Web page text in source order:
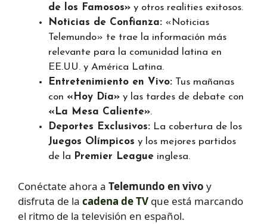
de los Famosos» y otros realities exitosos.
Noticias de Confianza: «Noticias
Telemundo» te trae la información más
relevante para la comunidad latina en
EE.UU. y América Latina.
Entretenimiento en Vivo: Tus mañanas
con «Hoy Día» y las tardes de debate con
«La Mesa Caliente».
Deportes Exclusivos: La cobertura de los
Juegos Olímpicos y los mejores partidos
de la Premier League inglesa.
Conéctate ahora a Telemundo en vivo y
disfruta de la cadena de TV que está marcando
el ritmo de la televisión en español.